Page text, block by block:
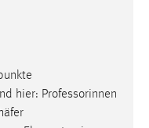
hier: Professorinnen